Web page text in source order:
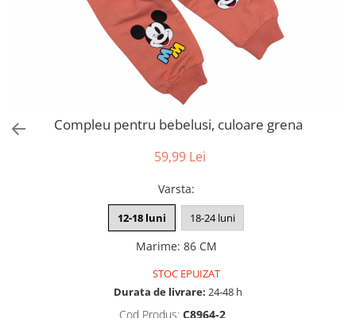
Compleu pentru bebelusi, culoare grena
59,99 Lei
Varsta:
12-18 luni 18-24 luni
Marime: 86 CM
STOC EPUIZAT
Durata de livrare: 24-48 h
Cod Produs: C8964-2